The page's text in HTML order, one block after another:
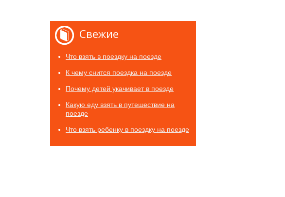
Свежие
Что взять в поездку на поезде
К чему снится поездка на поезде
Почему детей укачивает в поезде
Какую еду взять в путешествие на
поезде
Что взять ребенку в поездку на поезде